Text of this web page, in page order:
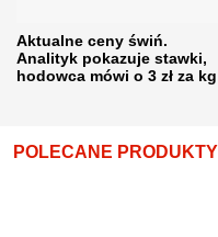
Aktualne ceny świń.
Analityk pokazuje stawki,
hodowca mówi o 3 zł za kg
POLECANE PRODUKTY